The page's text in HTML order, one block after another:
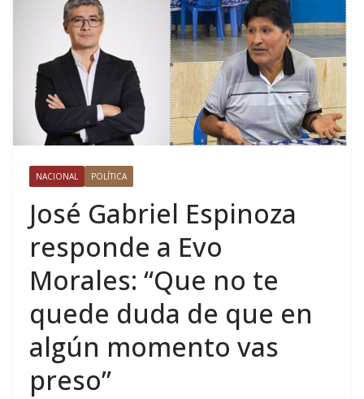
NACIONAL POLÍTICA
José Gabriel Espinoza
responde a Evo
Morales: “Que no te
quede duda de que en
algún momento vas
preso”